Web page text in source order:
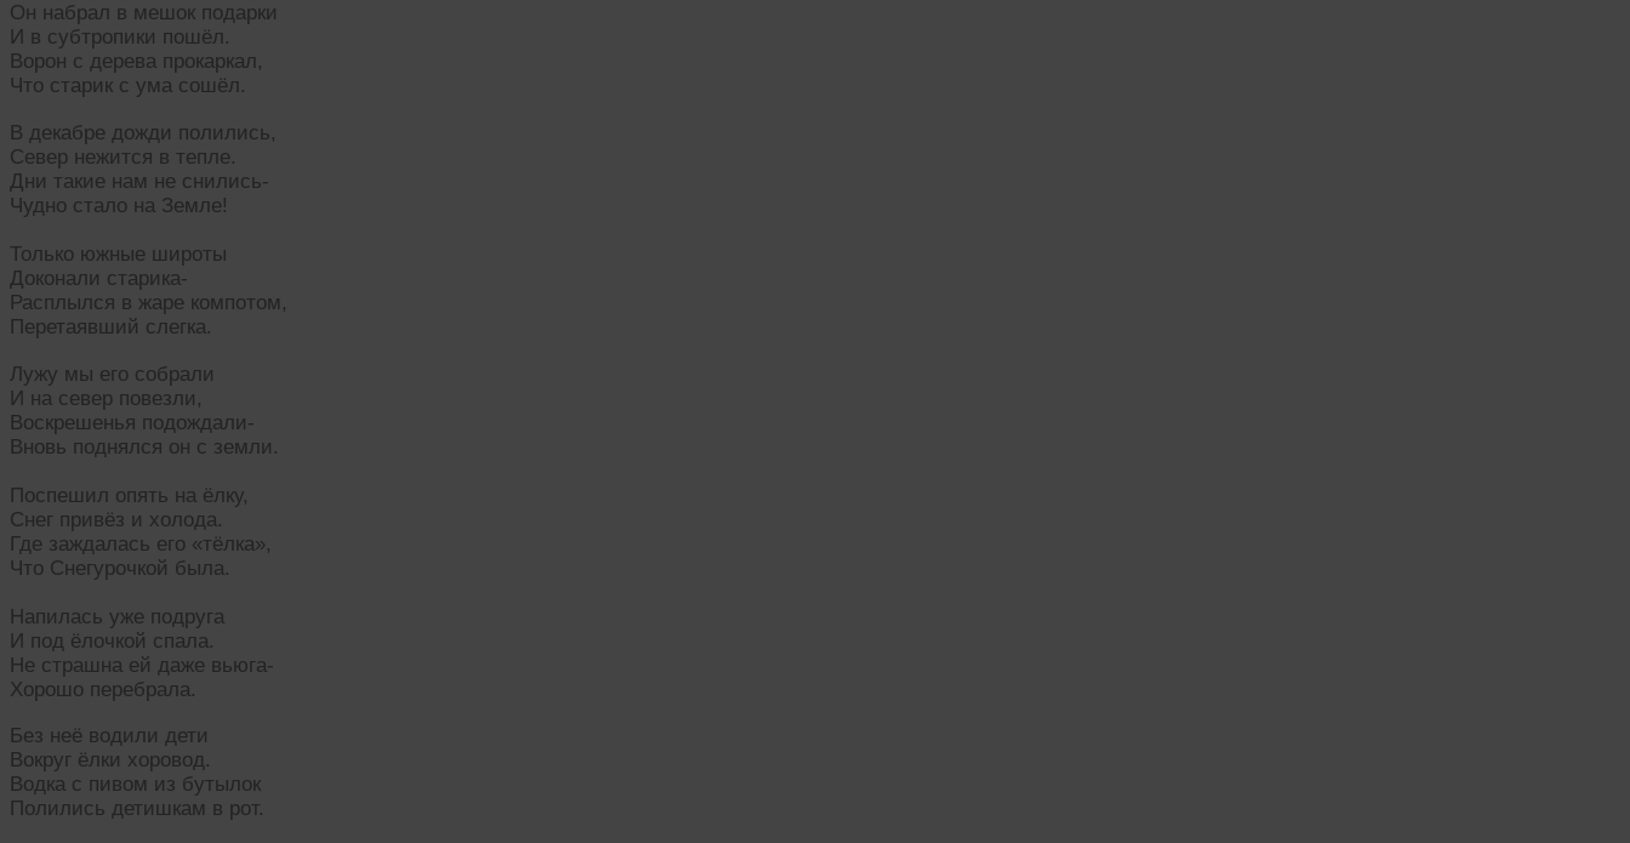
Он набрал в мешок подарки
И в субтропики пошёл.
Ворон с дерева прокаркал,
Что старик с ума сошёл.
В декабре дожди полились,
Север нежится в тепле.
Дни такие нам не снились-
Чудно стало на Земле!
Только южные широты
Доконали старика-
Расплылся в жаре компотом,
Перетаявший слегка.
Лужу мы его собрали
И на север повезли,
Воскрешенья подождали-
Вновь поднялся он с земли.
Поспешил опять на ёлку,
Снег привёз и холода.
Где заждалась его «тёлка»,
Что Снегурочкой была.
Напилась уже подруга
И под ёлочкой спала.
Не страшна ей даже вьюга-
Хорошо перебрала.
Без неё водили дети
Вокруг ёлки хоровод.
Водка с пивом из бутылок
Полились детишкам в рот.